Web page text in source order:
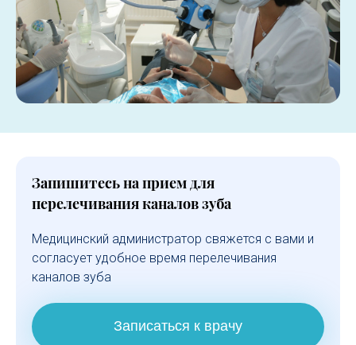
Запишитесь на прием для
перелечивания каналов зуба
Медицинский администратор свяжется с вами и
согласует удобное время перелечивания
каналов зуба
Записаться к врачу